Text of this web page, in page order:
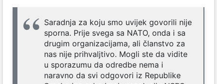
Saradnja za koju smo uvijek govorili nije
sporna. Prije svega sa NATO, onda i sa
drugim organizacijama, ali članstvo za
nas nije prihvaljtivo. Mogli ste da vidite
u sporazumu da odredbe nema i
naravno da svi odgovori iz Republike